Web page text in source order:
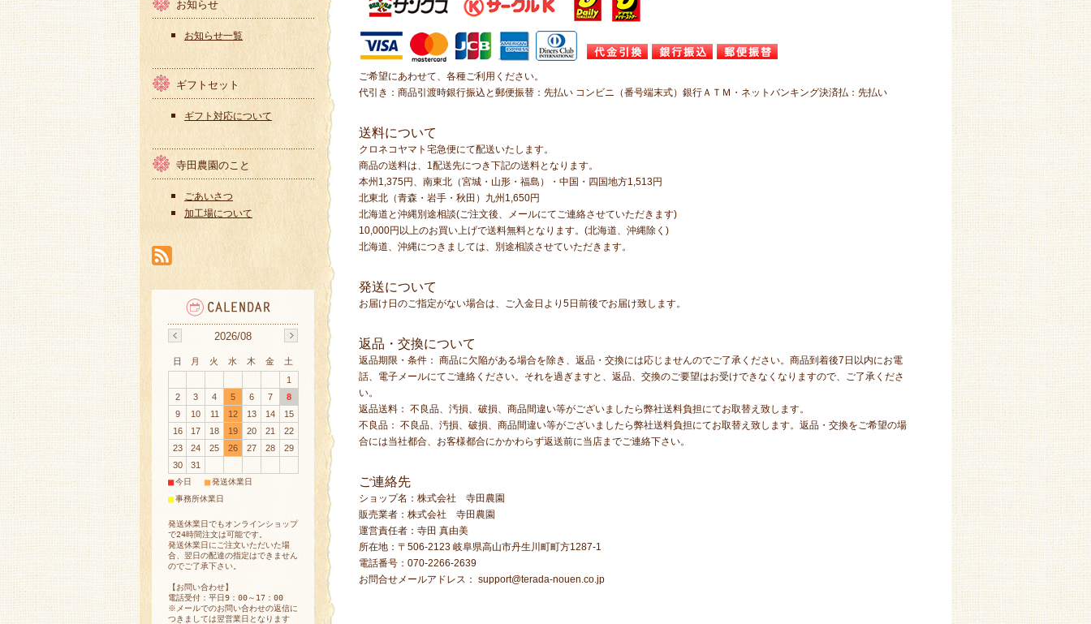
ご希望にあわせて、各種ご利用ください。
代引き：商品引渡時銀行振込と郵便振替：先払い コンビニ（番号端末式）銀行ＡＴＭ・ネットバンキング決済払：先払い
送料について
クロネコヤマト宅急便にて配送いたします。
商品の送料は、1配送先につき下記の送料となります。
本州1,375円、南東北（宮城・山形・福島）・中国・四国地方1,513円
北東北（青森・岩手・秋田）九州1,650円
北海道と沖縄別途相談(ご注文後、メールにてご連絡させていただきます)
10,000円以上のお買い上げで送料無料となります。(北海道、沖縄除く)
北海道、沖縄につきましては、別途相談させていただきます。
発送について
お届け日のご指定がない場合は、ご入金日より5日前後でお届け致します。
返品・交換について
返品期限・条件： 商品に欠陥がある場合を除き、返品・交換には応じませんのでご了承ください。商品到着後7日以内にお電
話、電子メールにてご連絡ください。それを過ぎますと、返品、交換のご要望はお受けできなくなりますので、ご了承くださ
い。
返品送料： 不良品、汚損、破損、商品間違い等がございましたら弊社送料負担にてお取替え致します。
不良品： 不良品、汚損、破損、商品間違い等がございましたら弊社送料負担にてお取替え致します。返品・交換をご希望の場
合には当社都合、お客様都合にかかわらず返送前に当店までご連絡下さい。
ご連絡先
ショップ名：株式会社 寺田農園
販売業者：株式会社 寺田農園
運営責任者：寺田 真由美
所在地：〒506-2123 岐阜県高山市丹生川町町方1287-1
電話番号：070-2266-2639
お問合せメールアドレス： support@terada-nouen.co.jp
お知らせ
お知らせ一覧
ギフトセット
ギフト対応について
寺田農園のこと
ごあいさつ
加工場について
2026/08
日 月 火 水 木 金
土
1
2
3 4 5 6 7
8
9
10 11 12 13 14
15
16
17 18 19 20 21
22
23
24 25 26 27 28
29
30
31
■今日 ■発送休業日
■事務所休業日
発送休業日でもオンラインショップ
で24時間注文は可能です。
発送休業日にご注文いただいた場
合、翌日の配達の指定はできません
のでご了承下さい。
【お問い合わせ】
電話受付：平日9：00～17：00
※メールでのお問い合わせの返信に
つきましては翌営業日となります